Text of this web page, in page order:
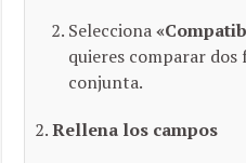
Selecciona
quieres comparar dos
conjunta.
Rellena los campos